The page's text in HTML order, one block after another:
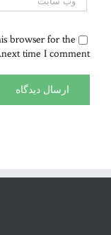
browser for the
next time I comment.